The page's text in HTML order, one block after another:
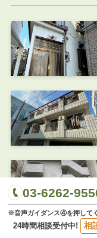
03-6262-
※音声ガイダンス④を押して
24時間相談受付中! 相